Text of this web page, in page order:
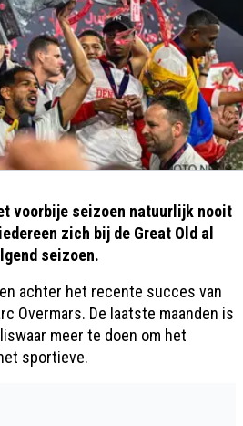
voorbije seizoen natuurlijk nooit
zich bij de Great Old al
seizoen.
achter het recente succes van
Overmars. De laatste maanden is
meer te doen om het
sportieve.